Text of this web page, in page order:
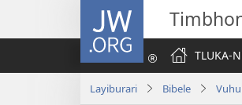
JW.ORG
TLUKA-
Layiburari Bibele